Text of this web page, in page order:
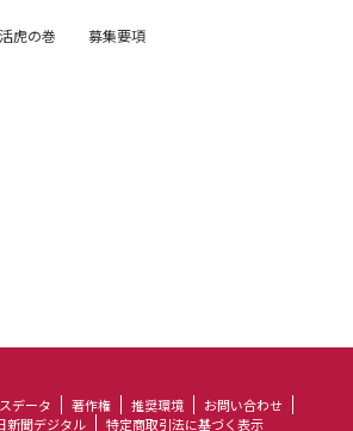
虎の巻
募集要項
データ 著作権 推奨環境
お問い合わせ
新聞デジタル 特定商取引法に基づく表示